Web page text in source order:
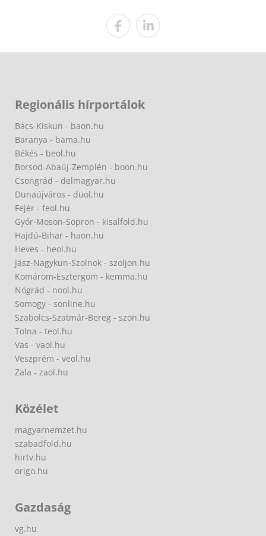
Regionális hírportálok
Bács-Kiskun - baon.hu
Baranya - bama.hu
Békés - beol.hu
Borsod-Abaúj-Zemplén - boon.hu
Csongrád - delmagyar.hu
Dunaújváros - duol.hu
Fejér - feol.hu
Győr-Moson-Sopron - kisalfold.hu
Hajdú-Bihar - haon.hu
Heves - heol.hu
Jász-Nagykun-Szolnok - szoljon.hu
Komárom-Esztergom - kemma.hu
Nógrád - nool.hu
Somogy - sonline.hu
Szabolcs-Szatmár-Bereg - szon.hu
Tolna - teol.hu
Vas - vaol.hu
Veszprém - veol.hu
Zala - zaol.hu
Közélet
magyarnemzet.hu
szabadfold.hu
hirtv.hu
origo.hu
Gazdaság
vg.hu